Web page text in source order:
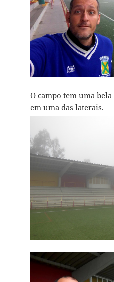
O campo tem uma
em uma das laterais.